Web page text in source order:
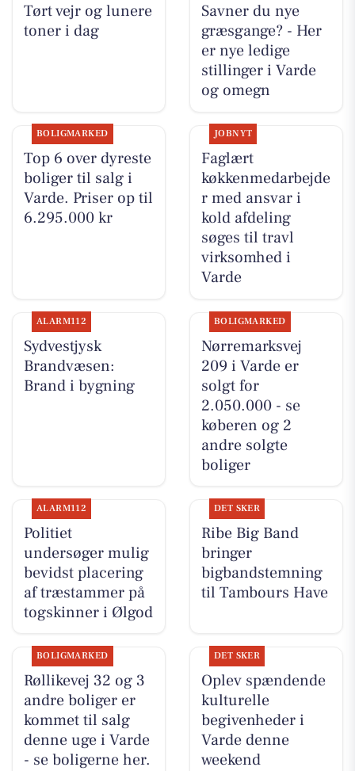
Tørt vejr og lunere
toner i dag
Savner du nye
græsgange? - Her
er nye ledige
stillinger i Varde
og omegn
BOLIGMARKED
Top 6 over dyreste
boliger til salg i
Varde. Priser op til
6.295.000 kr
JOBNYT
Faglært
køkkenmedarbejde
r med ansvar i
kold afdeling
søges til travl
virksomhed i
Varde
ALARM112
Sydvestjysk
Brandvæsen:
Brand i bygning
BOLIGMARKED
Nørremarksvej
209 i Varde er
solgt for
2.050.000 - se
køberen og 2
andre solgte
boliger
ALARM112
Politiet
undersøger mulig
bevidst placering
af træstammer på
togskinner i Ølgod
DET SKER
Ribe Big Band
bringer
bigbandstemning
til Tambours Have
BOLIGMARKED
Røllikevej 32 og 3
andre boliger er
kommet til salg
denne uge i Varde
- se boligerne her.
DET SKER
Oplev spændende
kulturelle
begivenheder i
Varde denne
weekend